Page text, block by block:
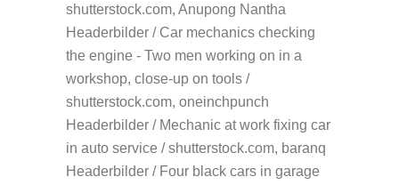
shutterstock.com, Anupong Nantha
Headerbilder / Car mechanics checking
the engine - Two men working on in a
workshop, close-up on tools /
shutterstock.com, oneinchpunch
Headerbilder / Mechanic at work fixing car
in auto service / shutterstock.com, baranq
Headerbilder / Four black cars in garage